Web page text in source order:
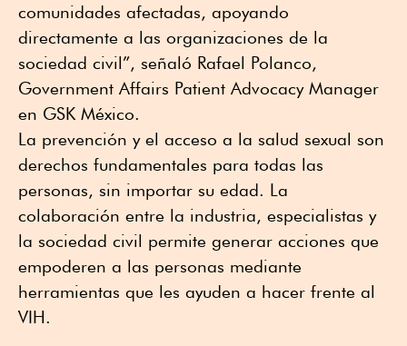
comunidades afectadas, apoyando
directamente a las organizaciones de la
sociedad civil”, señaló Rafael Polanco,
Government Affairs Patient Advocacy Manager
en GSK México.
La prevención y el acceso a la salud sexual son
derechos fundamentales para todas las
personas, sin importar su edad. La
colaboración entre la industria, especialistas y
la sociedad civil permite generar acciones que
empoderen a las personas mediante
herramientas que les ayuden a hacer frente al
VIH.